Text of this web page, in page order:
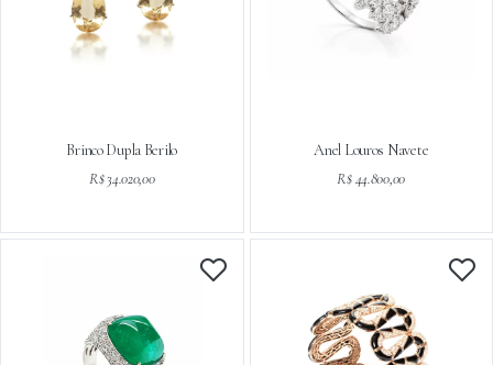
Brinco Dupla Berilo
R$ 34.020,00
Anel Louros Navete
R$ 44.800,00